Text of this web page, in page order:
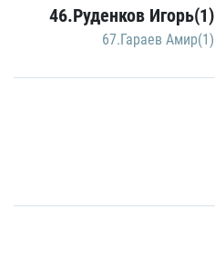
46.Руденков Игорь(1)
67.Гараев Амир(1)